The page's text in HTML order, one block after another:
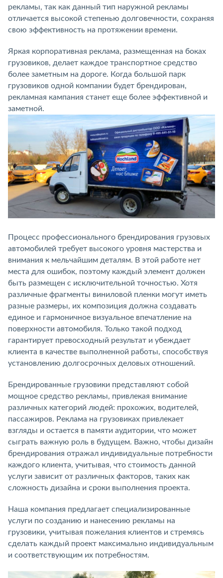
рекламы, так как данный тип наружной рекламы
отличается высокой степенью долговечности, сохраняя
свою эффективность на протяжении времени.
Яркая корпоративная реклама, размещенная на боках
грузовиков, делает каждое транспортное средство
более заметным на дороге. Когда большой парк
грузовиков одной компании будет брендирован,
рекламная кампания станет еще более эффективной и
заметной.
Процесс профессионального брендирования грузовых
автомобилей требует высокого уровня мастерства и
внимания к мельчайшим деталям. В этой работе нет
места для ошибок, поэтому каждый элемент должен
быть размещен с исключительной точностью. Хотя
различные фрагменты виниловой пленки могут иметь
разные размеры, их композиция должна создавать
единое и гармоничное визуальное впечатление на
поверхности автомобиля. Только такой подход
гарантирует превосходный результат и убеждает
клиента в качестве выполненной работы, способствуя
установлению долгосрочных деловых отношений.
Брендированные грузовики представляют собой
мощное средство рекламы, привлекая внимание
различных категорий людей: прохожих, водителей,
пассажиров. Реклама на грузовиках привлекает
взгляды и остается в памяти аудитории, что может
сыграть важную роль в будущем. Важно, чтобы дизайн
брендирования отражал индивидуальные потребности
каждого клиента, учитывая, что стоимость данной
услуги зависит от различных факторов, таких как
сложность дизайна и сроки выполнения проекта.
Наша компания предлагает специализированные
услуги по созданию и нанесению рекламы на
грузовики, учитывая пожелания клиентов и стремясь
сделать каждый проект максимально индивидуальным
и соответствующим их потребностям.